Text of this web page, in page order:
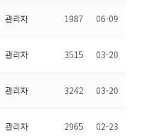
관리자 1987 06-09
관리자 3515 03-20
관리자 3242 03-20
관리자 2965 02-23